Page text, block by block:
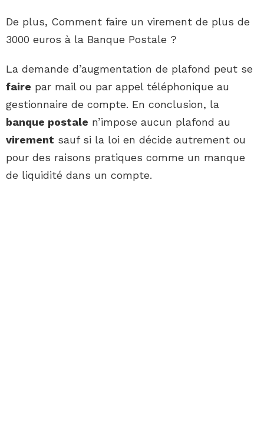
De plus, Comment faire un virement de plus de
3000 euros à la Banque Postale ?
La demande d’augmentation de plafond peut se
faire par mail ou par appel téléphonique au
gestionnaire de compte. En conclusion, la
banque postale n’impose aucun plafond au
virement sauf si la loi en décide autrement ou
pour des raisons pratiques comme un manque
de liquidité dans un compte.